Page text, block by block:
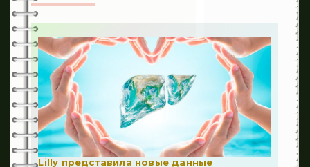
Lilly представила новые данные